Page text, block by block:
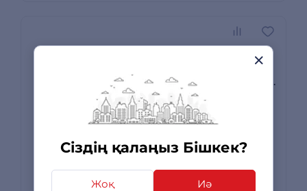
Сіздің қалаңыз Бішкек?
Жоқ Иә
2 пікірлер
Apple смарт-сағаты
Watch SE GPS 40mm
Silver Aluminium Case
with Storm Blue Sport
Band - M/L
31 590сом